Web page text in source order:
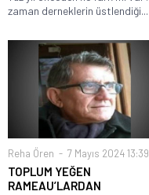
zaman derneklerin üstlendiği...
Reha Ören 7 Mayıs 2024 13:39
TOPLUM YEĞEN
RAMEAU’LARDAN